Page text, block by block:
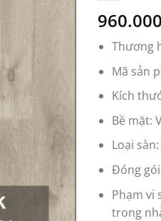
960.000
Thương
Mã sản
Kích
Bề mặt:
Loại
Đóng
Phạm vi
trong